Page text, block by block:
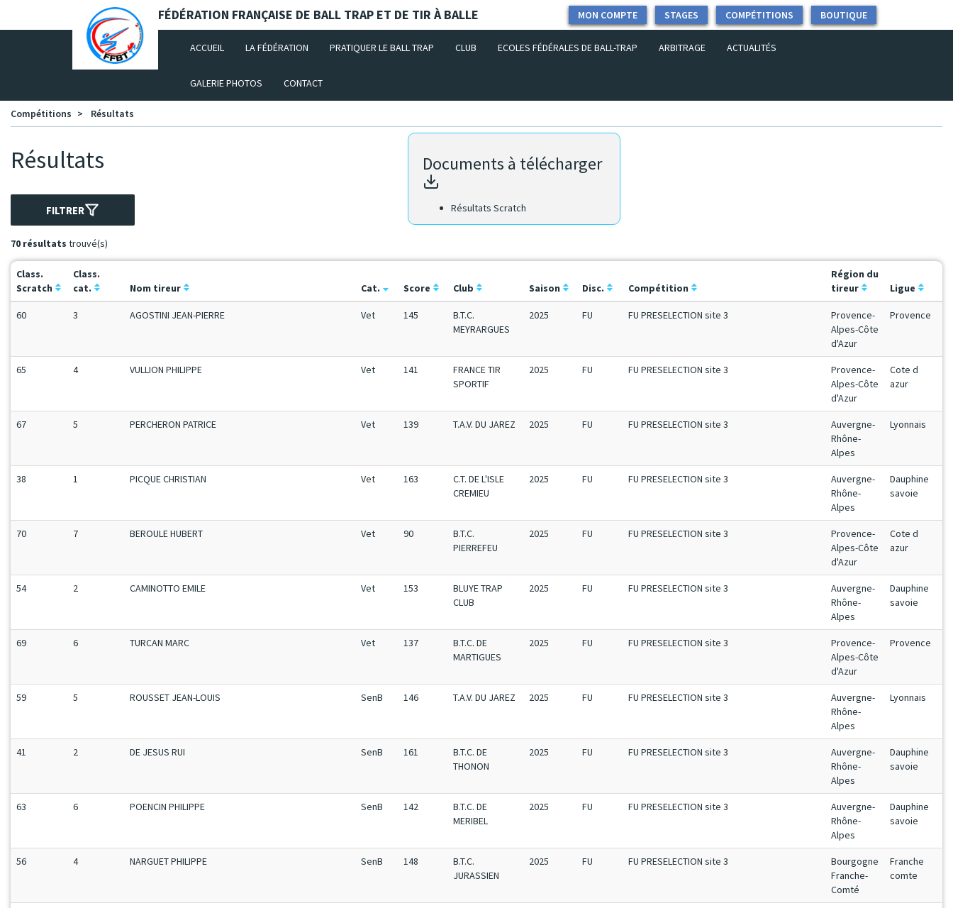
Panneau de gestion des cookies FÉDÉRATION FRANÇAISE DE BALL TRAP ET DE TIR À BALLE BOUTIQUE
COMPÉTITIONS
STAGES
MON COMPTE
ACCUEIL (CURRENT)
LA FÉDÉRATION PRATIQUER LE BALL TRAP CLUB ECOLES FÉDÉRALES DE BALL-TRAP ARBITRAGE ACTUALITÉS
GALERIE PHOTOS CONTACT
Compétitions Résultats
Résultats
FILTRER
70 résultats trouvé(s)
Documents à télécharger
Résultats Scratch
Class.
Scratch
Class.
cat.
Nom tireur Cat. Score Club Saison Disc. Compétition
Région du
tireur
Ligue
60 3 AGOSTINI JEAN-PIERRE Vet 145
B.T.C.
MEYRARGUES
2025 FU FU PRESELECTION site 3
Provence-
Alpes-Côte
d'Azur
Provence
65 4 VULLION PHILIPPE Vet 141
FRANCE TIR
SPORTIF
2025 FU FU PRESELECTION site 3
Provence-
Alpes-Côte
d'Azur
Cote d
azur
67 5 PERCHERON PATRICE Vet 139 T.A.V. DU JAREZ 2025 FU FU PRESELECTION site 3
Auvergne-
Rhône-
Alpes
Lyonnais
38 1 PICQUE CHRISTIAN Vet 163
C.T. DE L'ISLE
CREMIEU
2025 FU FU PRESELECTION site 3
Auvergne-
Rhône-
Alpes
Dauphine
savoie
70 7 BEROULE HUBERT Vet 90
B.T.C.
PIERREFEU
2025 FU FU PRESELECTION site 3
Provence-
Alpes-Côte
d'Azur
Cote d
azur
54 2 CAMINOTTO EMILE Vet 153
BLUYE TRAP
CLUB
2025 FU FU PRESELECTION site 3
Auvergne-
Rhône-
Alpes
Dauphine
savoie
69 6 TURCAN MARC Vet 137
B.T.C. DE
MARTIGUES
2025 FU FU PRESELECTION site 3
Provence-
Alpes-Côte
d'Azur
Provence
59 5 ROUSSET JEAN-LOUIS SenB 146 T.A.V. DU JAREZ 2025 FU FU PRESELECTION site 3
Auvergne-
Rhône-
Alpes
Lyonnais
41 2 DE JESUS RUI SenB 161
B.T.C. DE
THONON
2025 FU FU PRESELECTION site 3
Auvergne-
Rhône-
Alpes
Dauphine
savoie
63 6 POENCIN PHILIPPE SenB 142
B.T.C. DE
MERIBEL
2025 FU FU PRESELECTION site 3
Auvergne-
Rhône-
Alpes
Dauphine
savoie
56 4 NARGUET PHILIPPE SenB 148
B.T.C.
JURASSIEN
2025 FU FU PRESELECTION site 3
Bourgogne
Franche-
Comté
Franche
comte